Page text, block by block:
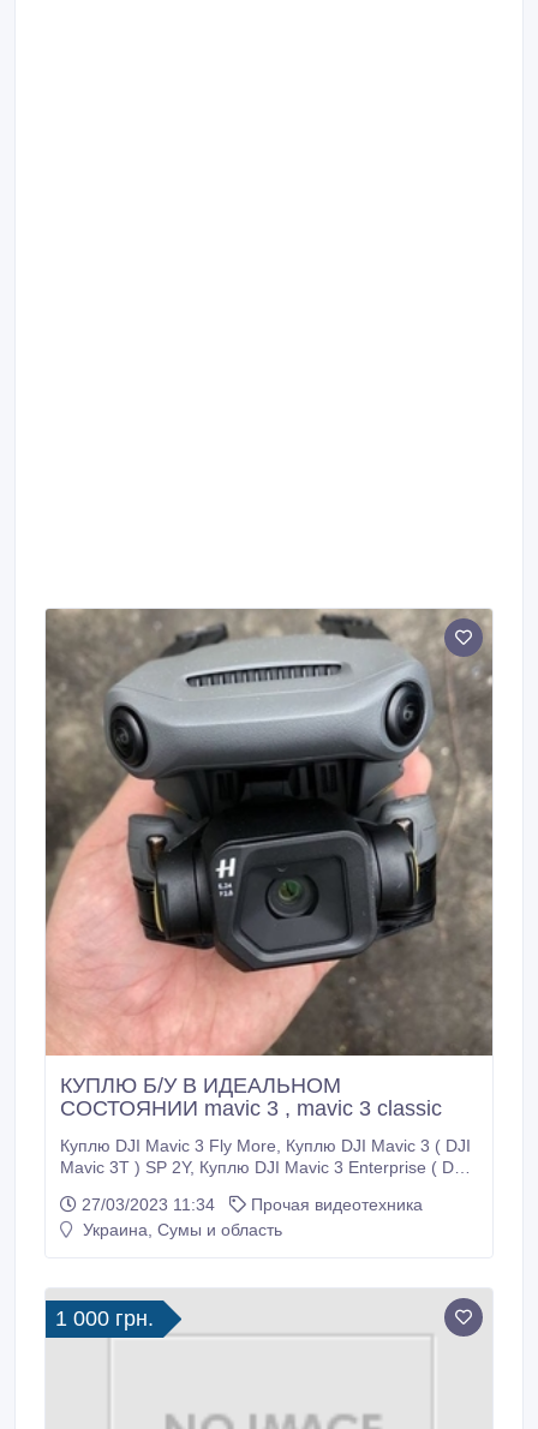
КУПЛЮ Б/У В ИДЕАЛЬНОМ
СОСТОЯНИИ mavic 3 , mavic 3 classic
Куплю DJI Mavic 3 Fly More, Куплю DJI Mavic 3 ( DJI
Mavic 3T ) SP 2Y, Куплю DJI Mavic 3 Enterprise ( DJI
Mavic 3T Worry-Free Plus, DJI Mavic 3 Classic (RC-
N1, DJI Mavic 3 Classic ( DJI RC), предложения на
27/03/2023 11:34
Прочая видеотехника
Украина, Сумы и область
1 000 грн.